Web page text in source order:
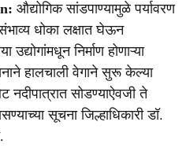
औद्योगिक सांडपाण्यामुळे पर्यावरण
धोका लक्षात घेऊन
निर्माण होणाऱ्या
हालचाली वेगाने सुरू केल्या
सोडण्याऐवजी ते
सूचना जिल्हाधिकारी डॉ.